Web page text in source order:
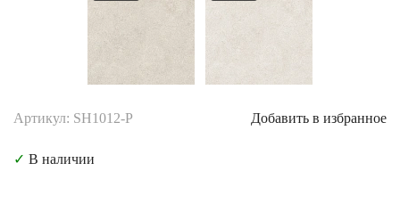
Артикул: SH1012-P Добавить в избранное
✓ В наличии